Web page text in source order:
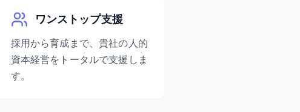
ワンストップ支援
採用から育成まで、貴社の人的
資本経営をトータルで支援しま
す。